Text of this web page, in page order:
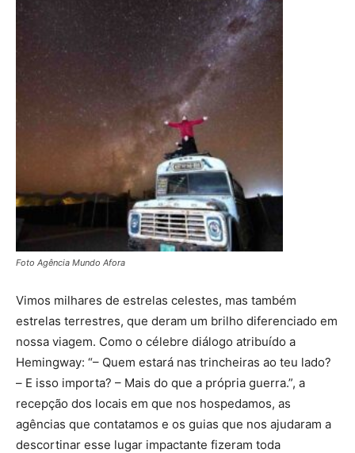
Foto Agência Mundo Afora
Vimos milhares de estrelas celestes, mas também
estrelas terrestres, que deram um brilho diferenciado em
nossa viagem. Como o célebre diálogo atribuído a
Hemingway: “– Quem estará nas trincheiras ao teu lado?
– E isso importa? – Mais do que a própria guerra.”, a
recepção dos locais em que nos hospedamos, as
agências que contatamos e os guias que nos ajudaram a
descortinar esse lugar impactante fizeram toda